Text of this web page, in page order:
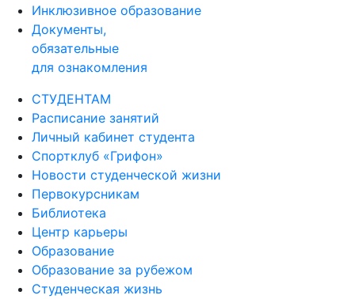
Документы,
обязательные
для ознакомления
Расписание занятий
Личный кабинет студента
Спортклуб «Грифон»
Новости студенческой жизни
Первокурсникам
Библиотека
Центр карьеры
Образование
Образование за рубежом
Студенческая жизнь
Стипендии и